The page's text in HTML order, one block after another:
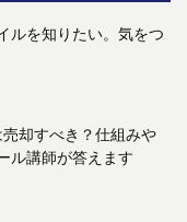
ルを知りたい。気をつ
却すべき？仕組みや
ル講師が答えます